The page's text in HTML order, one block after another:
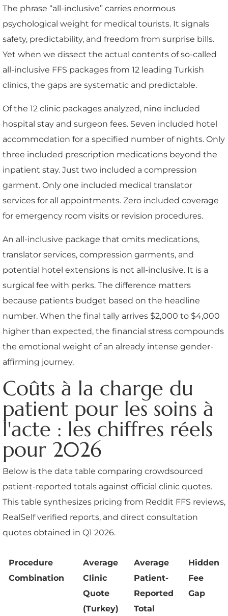
The phrase “all-inclusive” carries enormous
psychological weight for medical tourists. It signals
safety, predictability, and freedom from surprise bills.
Yet when we dissect the actual contents of so-called
all-inclusive FFS packages from 12 leading Turkish
clinics, the gaps are systematic and predictable.
Of the 12 clinic packages analyzed, nine included
hospital stay and surgeon fees. Seven included hotel
accommodation for a specified number of nights. Only
three included prescription medications beyond the
inpatient stay. Just two included a compression
garment. Only one included medical translator
services for all appointments. Zero included coverage
for emergency room visits or revision procedures.
An all-inclusive package that omits medications,
translator services, compression garments, and
potential hotel extensions is not all-inclusive. It is a
surgical fee with perks. The difference matters
because patients budget based on the headline
number. When the final tally arrives $2,000 to $4,000
higher than expected, the financial stress compounds
the emotional weight of an already intense gender-
affirming journey.
Coûts à la charge du
patient pour les soins à
l'acte : les chiffres réels
pour 2026
Below is the data table comparing crowdsourced
patient-reported totals against official clinic quotes.
This table synthesizes pricing from Reddit FFS reviews,
RealSelf verified reports, and direct consultation
quotes obtained in Q1 2026.
Procedure
Combination
Average
Clinic
Quote
(Turkey)
Average
Patient-
Reported
Total
Hidden
Fee
Gap